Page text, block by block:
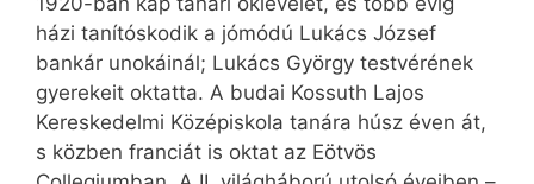
házi tanítóskodik a jómódú Lukács József
bankár unokáinál; Lukács György testvérének
gyerekeit oktatta. A budai Kossuth Lajos
Kereskedelmi Középiskola tanára húsz éven át,
s közben franciát is oktat az Eötvös